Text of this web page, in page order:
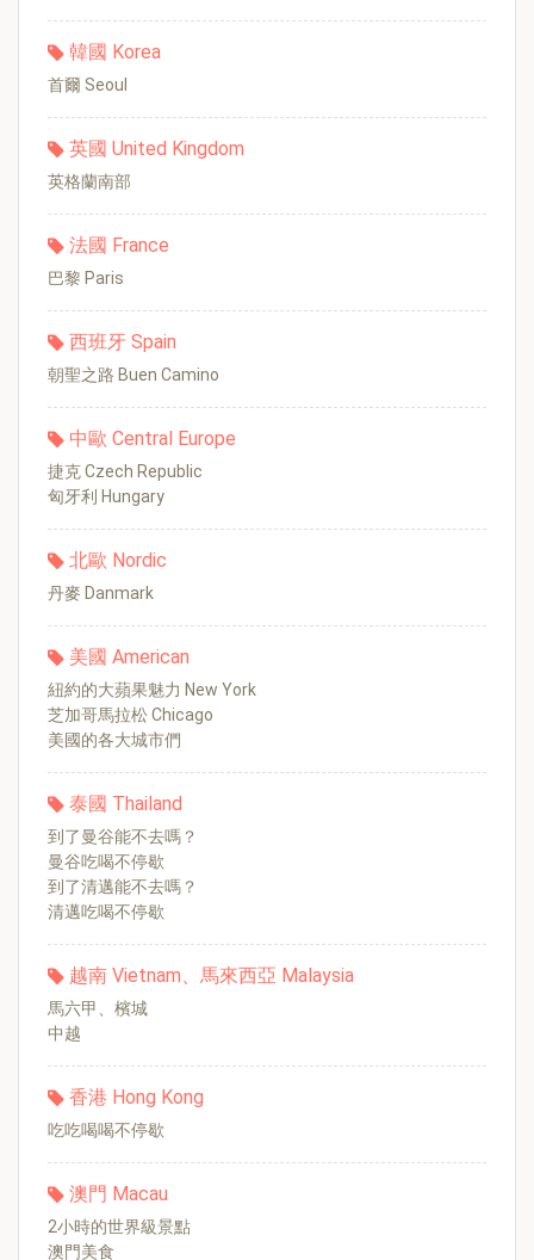
韓國 Korea
首爾 Seoul
英國 United Kingdom
英格蘭南部
法國 France
巴黎 Paris
西班牙 Spain
朝聖之路 Buen Camino
中歐 Central Europe
捷克 Czech Republic
匈牙利 Hungary
北歐 Nordic
丹麥 Danmark
美國 American
紐約的大蘋果魅力 New York
芝加哥馬拉松 Chicago
美國的各大城市們
泰國 Thailand
到了曼谷能不去嗎？
曼谷吃喝不停歇
到了清邁能不去嗎？
清邁吃喝不停歇
越南 Vietnam、馬來西亞 Malaysia
馬六甲、檳城
中越
香港 Hong Kong
吃吃喝喝不停歇
澳門 Macau
2小時的世界級景點
澳門美食